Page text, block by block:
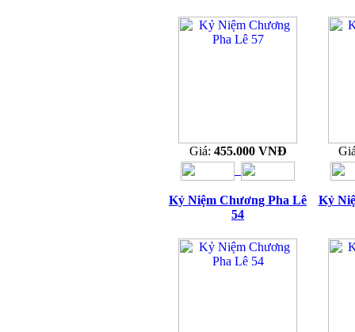
Giá: 455.000 VNĐ
Kỷ Niệm Chương Pha Lê
54
Kỷ